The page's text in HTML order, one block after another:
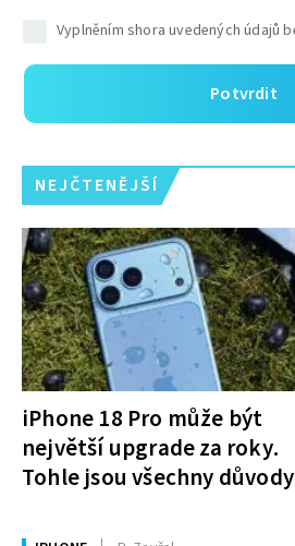
Potvrdit
NEJČTENĚJŠÍ
iPhone 18 Pro může být
největší upgrade za roky.
Tohle jsou všechny důvody